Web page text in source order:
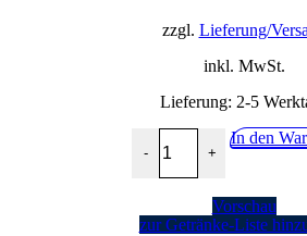
zzgl. Lieferung/
inkl. MwSt.
Lieferung: 2-5
-
Zunft Black 4x6x0,33L
+
In den
Vorschau
zur Getränke-Liste